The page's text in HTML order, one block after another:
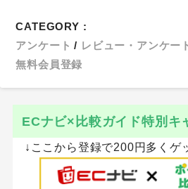
CATEGORY :
アンケート
レビュー・アンケー
無料会員登録
ECナビ×比較ガイド特別キ
↓ここから登録で200円多くゲ